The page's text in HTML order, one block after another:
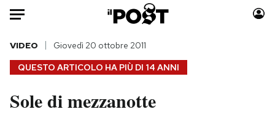
Auto
HOME
Italia
Moda
QUESTO ARTICOLO HA PIÙ DI 14 ANNI
VIDEO Giovedì 20 ottobre 2011
Sole di mezzanotte